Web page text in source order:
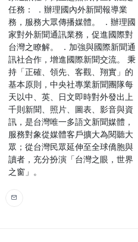
任務： ．辦理國內外新聞報導業
務，服務大眾傳播媒體。 ．辦理國
家對外新聞通訊業務，促進國際對
台灣之瞭解。 ．加強與國際新聞通
訊社合作，增進國際新聞交流。 秉
持「正確、領先、客觀、翔實」的
基本原則，中央社專業新聞團隊每
天以中、英、日文即時對外發出上
千則新聞、照片、圖表、影音與資
訊，是台灣唯一多語文新聞媒體，
服務對象從媒體客戶擴大為閱聽大
眾；從台灣民眾延伸至全球僑胞與
讀者，充分扮演「台灣之眼，世界
之窗」。